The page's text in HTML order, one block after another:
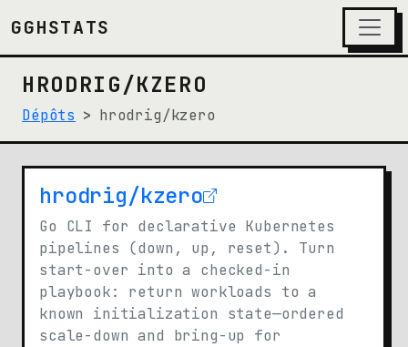
GGHSTATS
HRODRIG/KZERO
Dépôts hrodrig/kzero
hrodrig/kzero
(opens in new tab)
Go CLI for declarative Kubernetes
pipelines (down, up, reset). Turn
start-over into a checked-in
playbook: return workloads to a
known initialization state—ordered
scale-down and bring-up for